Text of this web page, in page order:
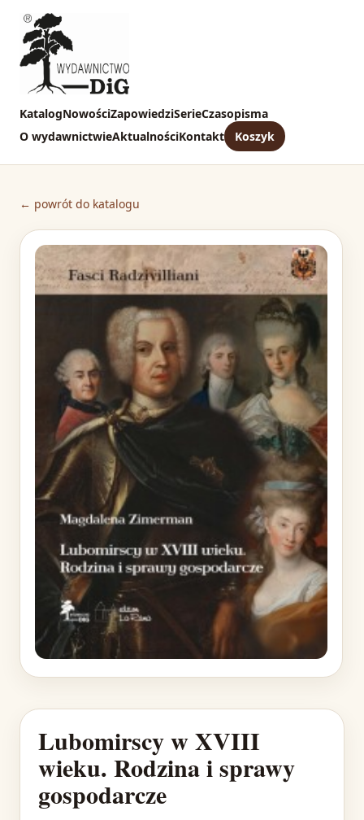
KatalogNowościZapowiedziSerieCzasopisma
O wydawnictwieAktualnościKontakt Koszyk
← powrót do katalogu
Lubomirscy w XVIII
wieku. Rodzina i sprawy
gospodarcze